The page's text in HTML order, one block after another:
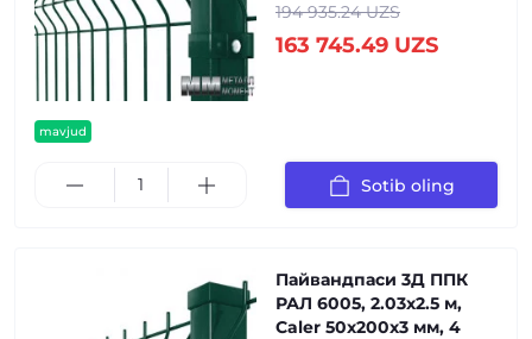
mavjud
194 935.24 UZS
163 745.49 UZS
Sotib oling
Пайвандпаси 3Д ППК
РАЛ 6005, 2.03x2.5 м,
Caler 50x200x3 мм, 4